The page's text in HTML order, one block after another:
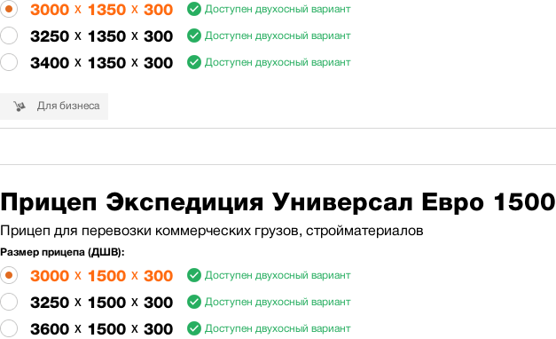
3000 x 1350 x 300 Доступен двухосный вариант
3250 x 1350 x 300 Доступен двухосный вариант
3400 x 1350 x 300 Доступен двухосный вариант
Для бизнеса
Прицеп Экспедиция Универсал Евро 1500
Прицеп для перевозки коммерческих грузов, стройматериалов
Размер прицепа (ДШВ):
3000 x 1500 x 300 Доступен двухосный вариант
3250 x 1500 x 300 Доступен двухосный вариант
3600 x 1500 x 300 Доступен двухосный вариант